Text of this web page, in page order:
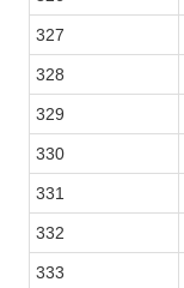
327
328
329
330
331
332
333